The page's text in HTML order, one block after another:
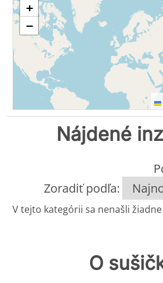
+
−
Nájdené
Zoradiť podľa:
V tejto kategórii sa nenašli
O